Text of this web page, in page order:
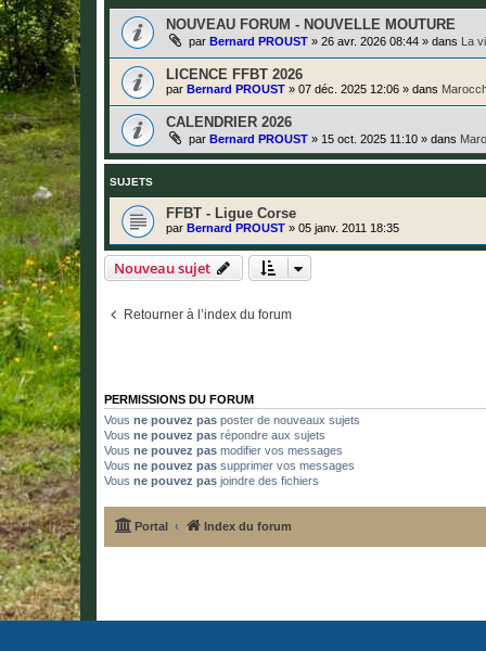
NOUVEAU FORUM - NOUVELLE MOUTURE
par Bernard PROUST » 26 avr. 2026 08:44 » dans La
LICENCE FFBT 2026
par Bernard PROUST » 07 déc. 2025 12:06 » dans
CALENDRIER 2026
par Bernard PROUST » 15 oct. 2025 11:10 » dans
SUJETS
FFBT - Ligue Corse
par Bernard PROUST » 05 janv. 2011 18:35
Nouveau sujet
Retourner à l’index du forum
PERMISSIONS DU FORUM
Vous ne pouvez pas poster de nouveaux sujets
Vous ne pouvez pas répondre aux sujets
Vous ne pouvez pas modifier vos messages
Vous ne pouvez pas supprimer vos messages
Vous ne pouvez pas joindre des fichiers
Portal Index du forum